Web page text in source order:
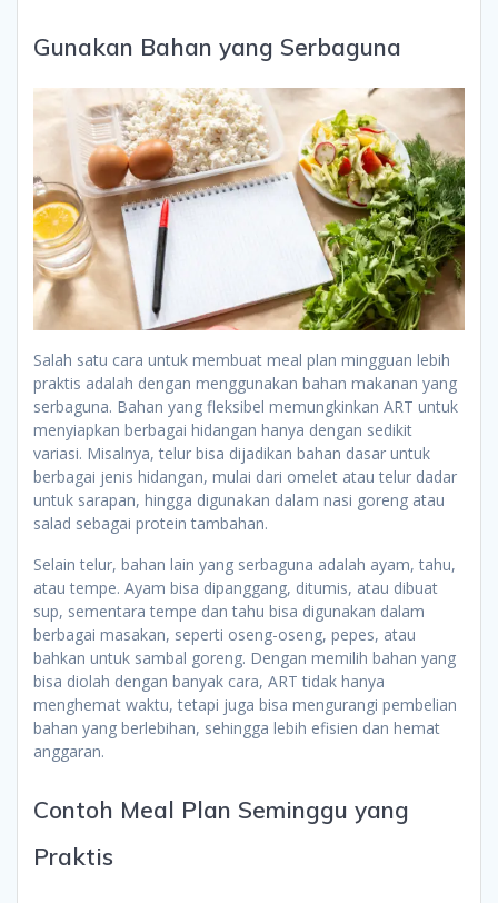
Gunakan Bahan yang Serbaguna
Salah satu cara untuk membuat meal plan mingguan lebih
praktis adalah dengan menggunakan bahan makanan yang
serbaguna. Bahan yang fleksibel memungkinkan ART untuk
menyiapkan berbagai hidangan hanya dengan sedikit
variasi. Misalnya, telur bisa dijadikan bahan dasar untuk
berbagai jenis hidangan, mulai dari omelet atau telur dadar
untuk sarapan, hingga digunakan dalam nasi goreng atau
salad sebagai protein tambahan.
Selain telur, bahan lain yang serbaguna adalah ayam, tahu,
atau tempe. Ayam bisa dipanggang, ditumis, atau dibuat
sup, sementara tempe dan tahu bisa digunakan dalam
berbagai masakan, seperti oseng-oseng, pepes, atau
bahkan untuk sambal goreng. Dengan memilih bahan yang
bisa diolah dengan banyak cara, ART tidak hanya
menghemat waktu, tetapi juga bisa mengurangi pembelian
bahan yang berlebihan, sehingga lebih efisien dan hemat
anggaran.
Contoh Meal Plan Seminggu yang
Praktis